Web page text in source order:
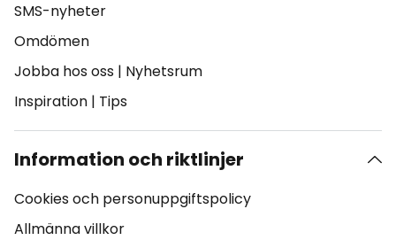
SMS-nyheter
Omdömen
Jobba hos oss | Nyhetsrum
Inspiration | Tips
Information och riktlinjer
Cookies och personuppgiftspolicy
Allmänna villkor